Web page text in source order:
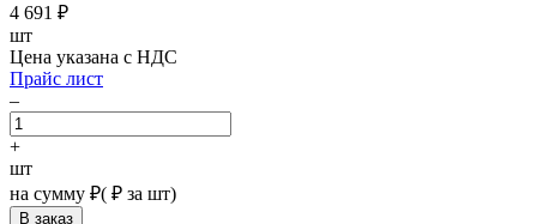
4 691 ₽
шт
Цена указана с НДС
Прайс лист
–
+
шт
на сумму ₽( ₽ за шт)